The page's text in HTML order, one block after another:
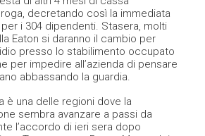
decretando così la immediata
i 304 dipendenti. Stasera, molti
Eaton si daranno il cambio per
presso lo stabilimento occupato
per impedire all’azienda di pensare
abbassando la guardia.
è una delle regioni dove la
sembra avanzare a passi da
l’accordo di ieri sera dopo